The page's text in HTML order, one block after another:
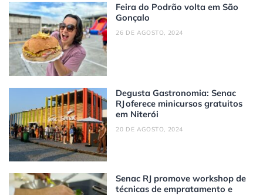
Feira do Podrão volta em São
Gonçalo
26 DE AGOSTO, 2024
Degusta Gastronomia: Senac
RJ oferece minicursos gratuitos
em Niterói
20 DE AGOSTO, 2024
Senac RJ promove workshop de
técnicas de empratamento e